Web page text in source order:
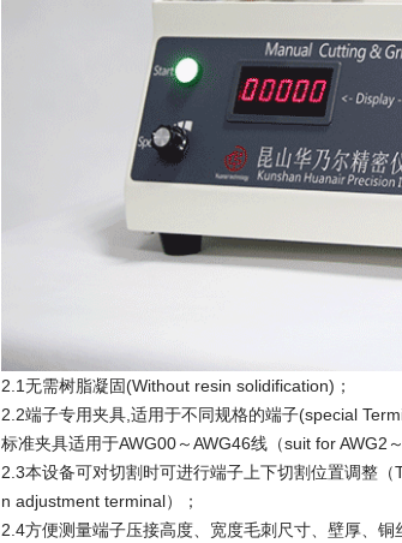
2.1无需树脂凝固(Without resin solidification)；
2.2端子专用夹具,适用于不同规格的端子(special
标准夹具适用于AWG00～AWG46线（suit for AWG2
2.3本设备可对切割时可进行端子上下切割位置调整
n adjustment terminal）；
2.4方便测量端子压接高度、宽度毛刺尺寸、壁厚、